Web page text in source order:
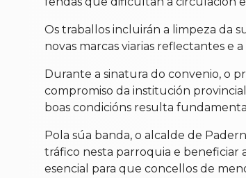
Os traballos incluirán a limpeza da
novas marcas viarias reflectantes e
Durante a sinatura do convenio, o
compromiso da institución
boas condicións resulta
Pola súa banda, o alcalde de
tráfico nesta parroquia e beneficiar
esencial para que concellos de